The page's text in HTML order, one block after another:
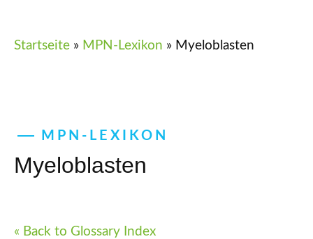
Startseite » MPN-Lexikon » Myeloblasten
MPN-LEXIKON
Myeloblasten
« Back to Glossary Index